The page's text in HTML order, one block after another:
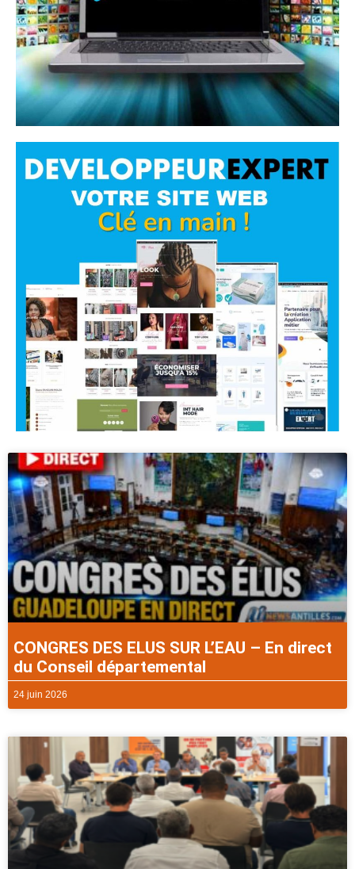
CONGRES DES ELUS SUR L’EAU – En direct
du Conseil départemental
24 juin 2026